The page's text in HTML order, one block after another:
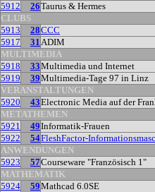
5912
26Taurus & Hermes
CLUBS
5913
28CCC
5917
31ADIM
MULTIMEDIA
5918
33Multimedia und Internet
5919
39Multimedia-Tage 97 in Linz
VERANSTALTUNGEN
5920
43Electronic Media auf der
METATHEMEN
5921
49Informatik-Frauen
5922
54FleshFactor-
ANWENDUNGEN
5923
57Courseware "Französisch 1"
MATHEMATIK
5924
59Mathcad 6.0SE